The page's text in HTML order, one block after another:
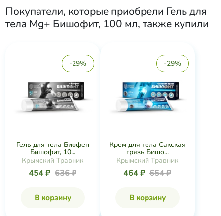
Покупатели, которые приобрели Гель для
тела Mg+ Бишофит, 100 мл, также купили
-29%
Гель для тела Биофен
Бишофит, 10...
Крымский Травник
454 ₽ 636 ₽
В корзину
-29%
Крем для тела Сакская
грязь Бишо...
Крымский Травник
464 ₽ 654 ₽
В корзину